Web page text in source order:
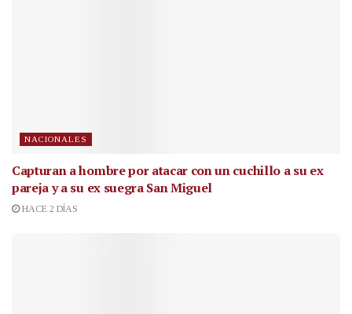
NACIONALES
Capturan a hombre por atacar con un cuchillo a su ex
pareja y a su ex suegra San Miguel
HACE 2 DÍAS